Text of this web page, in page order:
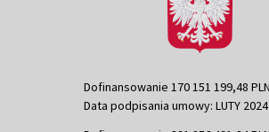
Dofinansowanie 170 151 199,48 PLN
Data podpisania umowy: LUTY 2024